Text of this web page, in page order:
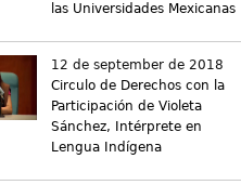
las Universidades Mexicanas
12 de september de 2018
Circulo de Derechos con la
Participación de Violeta
Sánchez, Intérprete en
Lengua Indígena